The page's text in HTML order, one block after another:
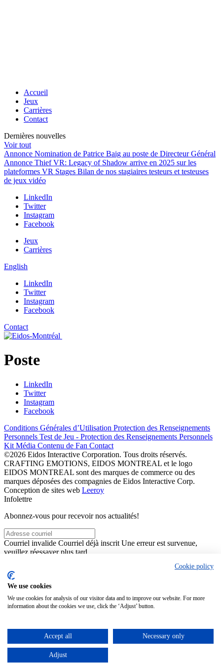
Accueil
Jeux
Carrières
Contact
Dernières nouvelles
Voir tout
Annonce Nomination de Patrice Baig au poste de Directeur Général
Annonce Thief VR: Legacy of Shadow arrive en 2025 sur les
plateformes VR Stages Bilan de nos stagiaires testeurs et testeuses
de jeux vidéo
LinkedIn
Twitter
Instagram
Facebook
Jeux
Carrières
English
LinkedIn
Twitter
Instagram
Facebook
Contact
Poste
LinkedIn
Twitter
Instagram
Facebook
Conditions Générales d’Utilisation Protection des Renseignements
Personnels Test de Jeu - Protection des Renseignements Personnels
Kit Média Contenu de Fan Contact
©2026 Eidos Interactive Corporation. Tous droits réservés.
CRAFTING EMOTIONS, EIDOS MONTREAL et le logo
EIDOS MONTREAL sont des marques de commerce ou des
marques déposées des compagnies de Eidos Interactive Corp.
Conception de sites web Leeroy
Infolettre
Abonnez-vous pour recevoir nos actualités!
Courriel invalide Courriel déjà inscrit Une erreur est survenue,
veuillez réessayer plus tard
d’utilisation
et déclarez que vous avez lu et compris notrepolitique
des renseignements personnels
Ce site est protégé par reCAPTCHA. La
et lesconditions d’utilisationde Google s’appliquent.
Fermer S'abonner
Vous pouvez vous désinscrire en cliquant sur le lien “Se désinscrire”
dans les newsletters.
Cookie policy
We use cookies
We use cookies for analysis of our visitor data and to improve our website. For more
information about the cookies we use, click the ‘Adjust’ button.
Accept all Necessary only
Adjust